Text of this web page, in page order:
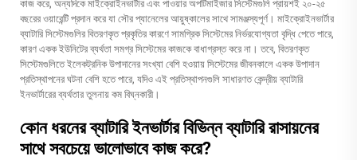
কাজ করে, অন্যদিকে মাইক্রোইনভার্টার এবং পাওয়ার অপটিমাইজার সিস্টেমগুলি প্রায়শই ২০-২৫
বছরের ওয়ারেন্টি প্রদান করে যা সৌর প্যানেলের আয়ুষ্কালের সাথে সামঞ্জস্যপূর্ণ। মাইক্রোইনভার্টার
ব্যাটারি সিস্টেমগুলির বিতরণকৃত প্রকৃতির কারণে সামগ্রিক সিস্টেমের নির্ভরযোগ্যতা বৃদ্ধি পেতে পারে,
কারণ একক ইউনিটের ব্যর্থতা সমগ্র সিস্টেমের কাজকে বাধাগ্রস্ত করে না। তবে, বিতরণকৃত
সিস্টেমগুলিতে ইলেকট্রনিক উপাদানের সংখ্যা বেশি হওয়ায় সিস্টেমের জীবনকালে একক উপাদান
প্রতিস্থাপনের ঘটনা বেশি হতে পারে, যদিও এই প্রতিস্থাপনগুলি সাধারণত কেন্দ্রীয় ব্যাটারি
ইনভার্টারের ব্যর্থতার তুলনায় কম বিঘ্নকারী।
কোন ধরনের ব্যাটারি ইনভার্টার বিভিন্ন ব্যাটারি রাসায়নের
সাথে সবচেয়ে ভালোভাবে কাজ করে?